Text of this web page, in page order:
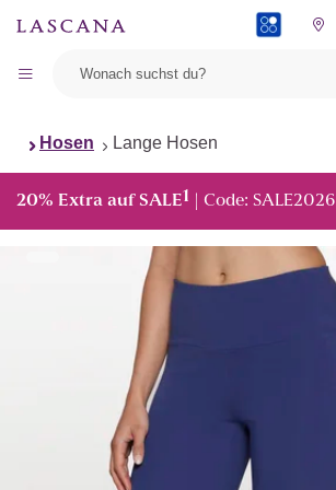
Hosen Lange Hosen
20% Extra auf SALE1 | Code: SALE2026